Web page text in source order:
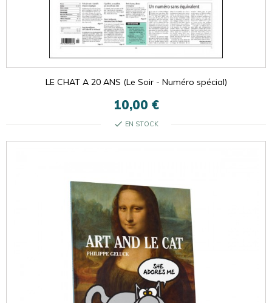
LE CHAT A 20 ANS (Le Soir - Numéro spécial)
10,00 €
check EN STOCK